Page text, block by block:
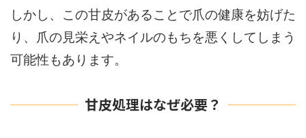
しかし、この甘皮があることで爪の健康を妨げた
り、爪の見栄えやネイルのもちを悪くしてしまう
可能性もあります。
甘皮処理はなぜ必要？